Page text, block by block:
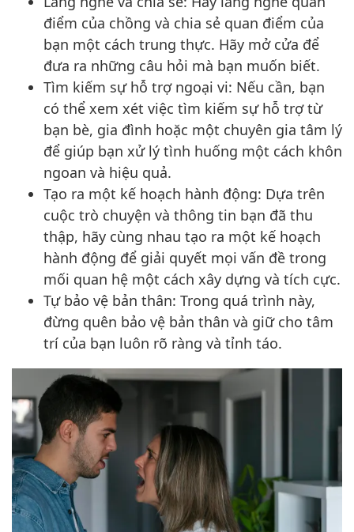
điểm của chồng và chia sẻ quan điểm của
bạn một cách trung thực. Hãy mở cửa để
đưa ra những câu hỏi mà bạn muốn biết.
Tìm kiếm sự hỗ trợ ngoại vi: Nếu cần, bạn
có thể xem xét việc tìm kiếm sự hỗ trợ từ
bạn bè, gia đình hoặc một chuyên gia tâm lý
để giúp bạn xử lý tình huống một cách khôn
ngoan và hiệu quả.
Tạo ra một kế hoạch hành động: Dựa trên
cuộc trò chuyện và thông tin bạn đã thu
thập, hãy cùng nhau tạo ra một kế hoạch
hành động để giải quyết mọi vấn đề trong
mối quan hệ một cách xây dựng và tích cực.
Tự bảo vệ bản thân: Trong quá trình này,
đừng quên bảo vệ bản thân và giữ cho tâm
trí của bạn luôn rõ ràng và tỉnh táo.